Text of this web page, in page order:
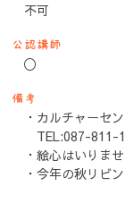
不可
公認講師
〇
備考
・カルチャーセ
TEL:087-811-
・絵心はいりま
・今年の秋リビ